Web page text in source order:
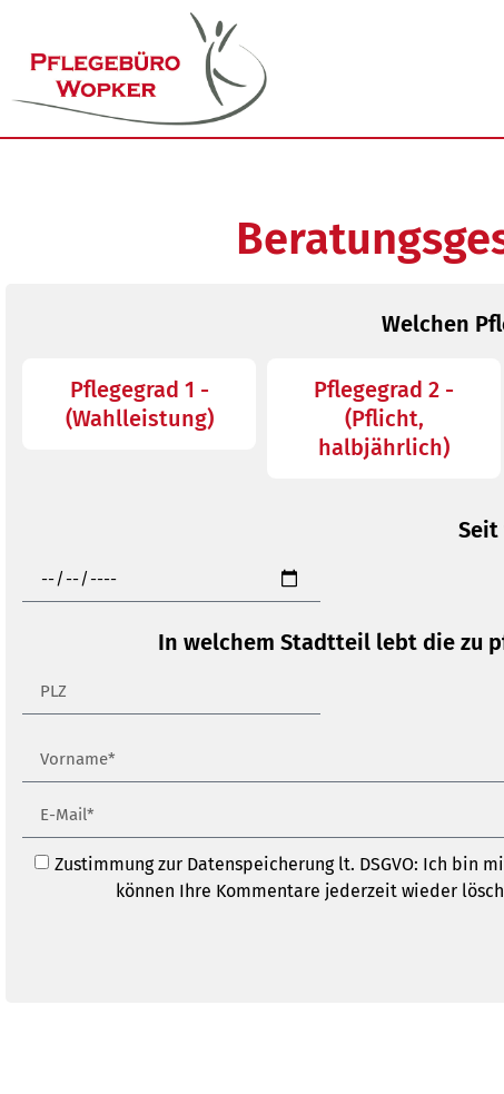
Welchen
Pflegegrad 1 -
(Wahlleistung)
Pflegegrad 2 -
(Pflicht,
halbjährlich)
Seit
In welchem Stadtteil lebt die zu
Zustimmung zur Datenspeicherung lt. DSGVO: Ich bin
können Ihre Kommentare jederzeit wieder